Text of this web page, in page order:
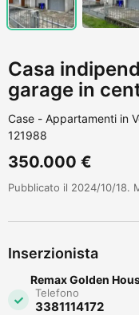
Casa
garage in
Case - Appartamenti in
121988
350.000 €
Pubblicato il 2024/10/18.
Inserzionista
Remax Golden
Telefono
3381114172